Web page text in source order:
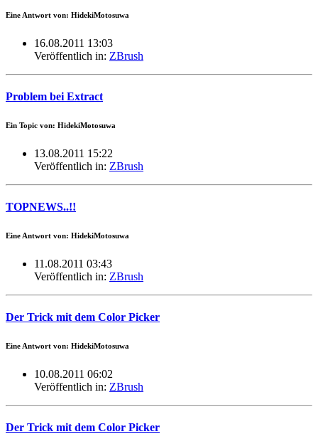
Eine Antwort von: HidekiMotosuwa
16.08.2011 13:03
Veröffentlich in: ZBrush
Problem bei Extract
Ein Topic von: HidekiMotosuwa
13.08.2011 15:22
Veröffentlich in: ZBrush
TOPNEWS..!!
Eine Antwort von: HidekiMotosuwa
11.08.2011 03:43
Veröffentlich in: ZBrush
Der Trick mit dem Color Picker
Eine Antwort von: HidekiMotosuwa
10.08.2011 06:02
Veröffentlich in: ZBrush
Der Trick mit dem Color Picker